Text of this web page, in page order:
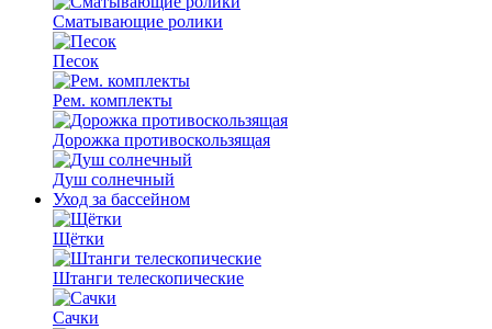
Сматывающие ролики
Песок
Рем. комплекты
Дорожка противоскользящая
Душ солнечный
Уход за бассейном
Щётки
Штанги телескопические
Сачки